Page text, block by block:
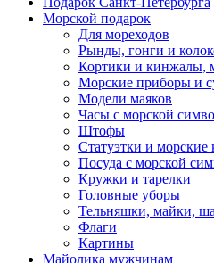
Морской подарок
Для мореходов
Рынды, гонги и
Кортики и кинжалы,
Морские приборы и
Модели маяков
Часы с морской
Штофы
Статуэтки и морские
Посуда с морской
Кружки и тарелки
Головные уборы
Тельняшки, майки,
Флаги
Картины
Майолика мужчинам